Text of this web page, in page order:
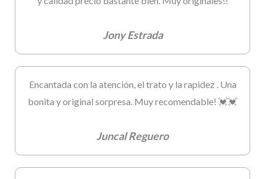
Jony Estrada
Encantada con la atención, el trato y la rapidez . Una
bonita y original sorpresa. Muy recomendable! 💓💓
Juncal Reguero